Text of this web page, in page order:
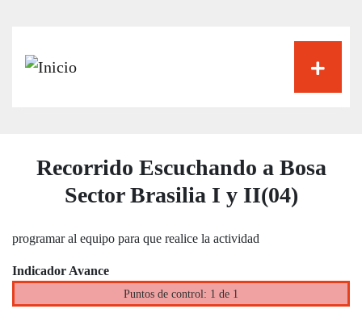
Recorrido Escuchando a Bosa
Sector Brasilia I y II(04)
programar al equipo para que realice la actividad
Indicador Avance
Puntos de control: 1 de 1